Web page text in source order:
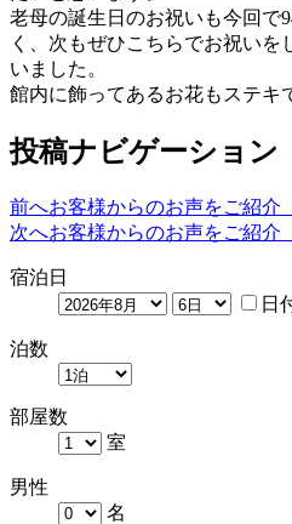
老母の誕生日のお祝いも今回で
く、次もぜひこちらでお祝いを
いました。
館内に飾ってあるお花もステキ
投稿ナビゲーション
前へお客様からのお声をご紹介
次へお客様からのお声をご紹介
宿泊日
日
泊数
部屋数
室
男性
名